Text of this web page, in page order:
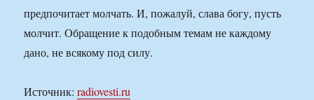
предпочитает молчать. И, пожалуй, слава богу, пусть
молчит. Обращение к подобным темам не каждому
дано, не всякому под силу.
Источник:radiovesti.ru